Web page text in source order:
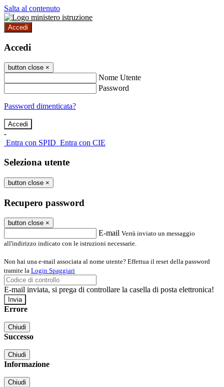
Salta al contenuto
Accedi
Accedi
button close ×
Nome Utente
Password
Password dimenticata?
-
Entra con SPID Entra con CIE
Seleziona utente
button close ×
Recupero password
button close ×
E-mail Verrà inviato un messaggio
all'indirizzo indicato con le istruzioni necessarie.
Non hai una e-mail associata al nome utente? Effettua il reset della password
tramite la Login Spaggiari
E-mail inviata, si prega di controllare la casella di posta elettronica!
Errore
Chiudi
Successo
Chiudi
Informazione
Chiudi